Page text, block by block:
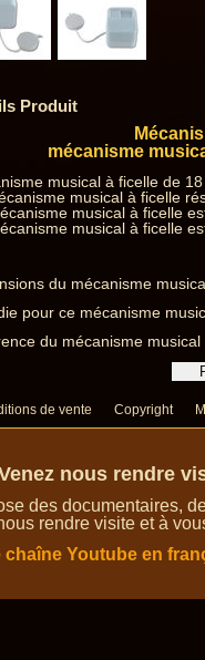
Produit
mécanisme
musical à ficelle de
musical à ficelle
musical à ficelle
musical à ficelle
du mécanisme
pour ce mécanisme
du mécanisme
de vente Copyright
nous rendre
des documentaires,
rendre visite et à
chaîne Youtube en